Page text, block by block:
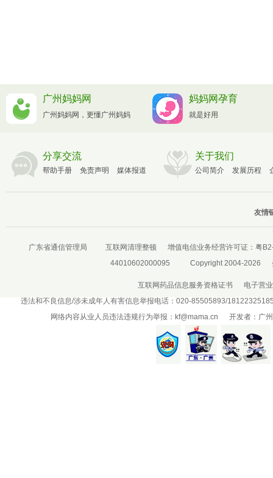
广州妈妈网
广州妈妈网，更懂广州妈妈
妈妈网孕育
就是好用
分享交流
帮助手册 免责声明 媒体报道
关于我们
公司简介 发展历程
友情
广东省通信管理局 互联网清理整顿 增值电信业务经营许可证： 粤
44010602000095
Copyright 2004-2026
互联网药品信息服务资格证书
电子营
违法和不良信息/涉未成年人有害信息举报电话：020-85505893/
网络内容从业人员违法违规行为举报： kf@mama.cn 开发者：广